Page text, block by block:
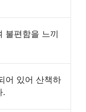
불편함을 느끼
어 있어 산책하
.